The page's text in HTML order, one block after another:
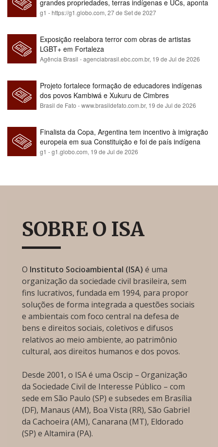
grandes propriedades, terras indígenas e UCs, aponta
relatório
g1 - https://g1.globo.com, 27 de Set de 2027
Exposição reelabora terror com obras de artistas
LGBT+ em Fortaleza
Agência Brasil - agenciabrasil.ebc.com.br, 19 de Jul de 2026
Projeto fortalece formação de educadores indígenas
dos povos Kambiwá e Xukuru de Cimbres
Brasil de Fato - www.brasildefato.com.br, 19 de Jul de 2026
Finalista da Copa, Argentina tem incentivo à imigração
europeia em sua Constituição e foi de país indígena
para maioria branca
g1 - g1.globo.com, 19 de Jul de 2026
SOBRE O ISA
O Instituto Socioambiental (ISA) é uma
organização da sociedade civil brasileira, sem
fins lucrativos, fundada em 1994, para propor
soluções de forma integrada a questões sociais
e ambientais com foco central na defesa de
bens e direitos sociais, coletivos e difusos
relativos ao meio ambiente, ao patrimônio
cultural, aos direitos humanos e dos povos.
Desde 2001, o ISA é uma Oscip – Organização
da Sociedade Civil de Interesse Público – com
sede em São Paulo (SP) e subsedes em Brasília
(DF), Manaus (AM), Boa Vista (RR), São Gabriel
da Cachoeira (AM), Canarana (MT), Eldorado
(SP) e Altamira (PA).